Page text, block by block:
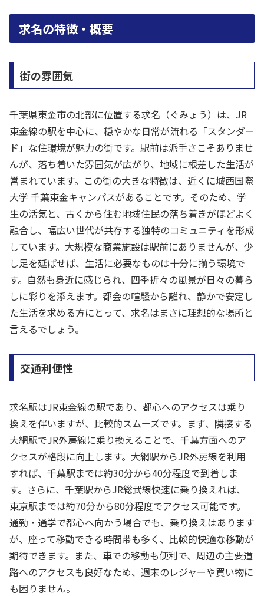
求名の特徴・概要
街の雰囲気
千葉県東金市の北部に位置する求名（ぐみょう）は、JR
東金線の駅を中心に、穏やかな日常が流れる「スタンダー
ド」な住環境が魅力の街です。駅前は派手さこそありませ
んが、落ち着いた雰囲気が広がり、地域に根差した生活が
営まれています。この街の大きな特徴は、近くに城西国際
大学 千葉東金キャンパスがあることです。そのため、学
生の活気と、古くから住む地域住民の落ち着きがほどよく
融合し、幅広い世代が共存する独特のコミュニティを形成
しています。大規模な商業施設は駅前にありませんが、少
し足を延ばせば、生活に必要なものは十分に揃う環境で
す。自然も身近に感じられ、四季折々の風景が日々の暮ら
しに彩りを添えます。都会の喧騒から離れ、静かで安定し
た生活を求める方にとって、求名はまさに理想的な場所と
言えるでしょう。
交通利便性
求名駅はJR東金線の駅であり、都心へのアクセスは乗り
換えを伴いますが、比較的スムーズです。まず、隣接する
大網駅でJR外房線に乗り換えることで、千葉方面へのア
クセスが格段に向上します。大網駅からJR外房線を利用
すれば、千葉駅までは約30分から40分程度で到着しま
す。さらに、千葉駅からJR総武線快速に乗り換えれば、
東京駅までは約70分から80分程度でアクセス可能です。
通勤・通学で都心へ向かう場合でも、乗り換えはあります
が、座って移動できる時間帯も多く、比較的快適な移動が
期待できます。また、車での移動も便利で、周辺の主要道
路へのアクセスも良好なため、週末のレジャーや買い物に
も困りません。